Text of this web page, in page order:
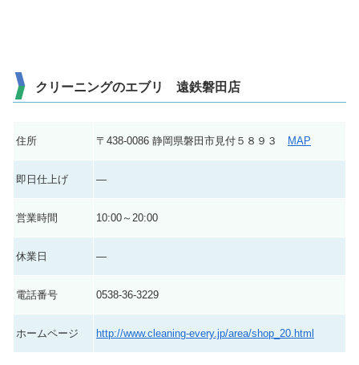
クリーニングのエブリ 遠鉄磐田店
住所 〒438-0086 静岡県磐田市見付５８９３ MAP
即日仕上げ ―
営業時間 10:00～20:00
休業日 ―
電話番号 0538-36-3229
ホームページ http://www.cleaning-every.jp/area/shop_20.html